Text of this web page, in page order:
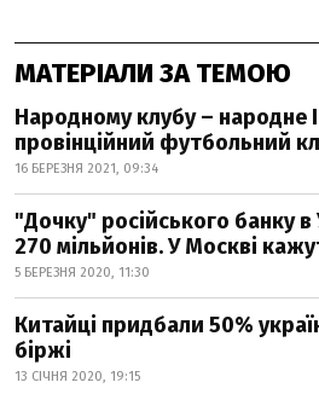
МАТЕРІАЛИ ЗА ТЕМОЮ
Народному клубу – народне
провінційний футбольний
16 БЕРЕЗНЯ 2021, 09:34
"Дочку" російського банку в
270 мільйонів. У Москві
5 БЕРЕЗНЯ 2020, 11:30
Китайці придбали 50%
біржі
13 СІЧНЯ 2020, 19:15